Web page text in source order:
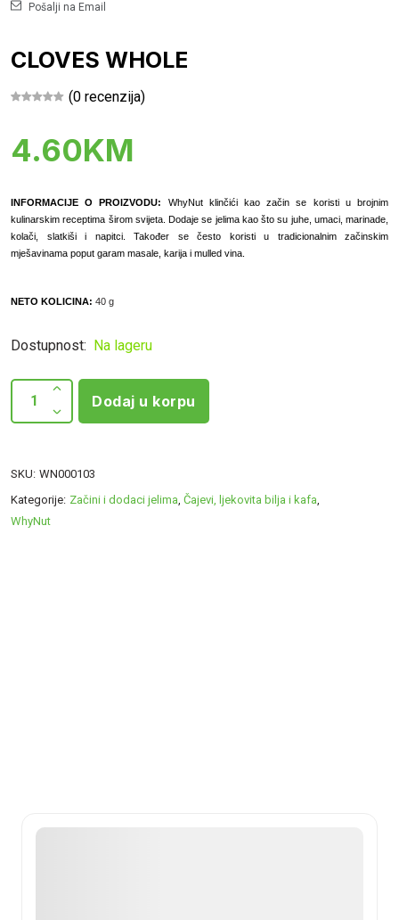
Pošalji na Email
CLOVES WHOLE
(0 recenzija)
4.60KM
INFORMACIJE O PROIZVODU: WhyNut klinčići kao začin se koristi u brojnim
kulinarskim receptima širom svijeta. Dodaje se jelima kao što su juhe, umaci, marinade,
kolači, slatkiši i napitci. Također se često koristi u tradicionalnim začinskim
mješavinama poput garam masale, karija i mulled vina.
NETO KOLICINA: 40 g
Dostupnost: Na lageru
Dodaj u korpu
SKU: WN000103
Kategorije: Začini i dodaci jelima, Čajevi, ljekovita bilja i kafa,
WhyNut